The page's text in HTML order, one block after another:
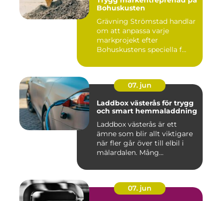
Bohuskusten
Grävning Strömstad handlar
om att anpassa varje
markprojekt efter
Bohuskustens speciella f...
07. jun
Laddbox västerås för trygg
och smart hemmaladdning
Laddbox västerås är ett
ämne som blir allt viktigare
när fler går över till elbil i
mälardalen. Mång...
07. jun